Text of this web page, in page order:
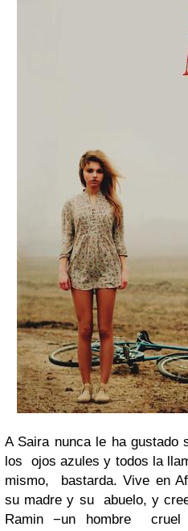
A Saira nunca le ha gustado
los
ojos azules y todos la
mismo,
bastarda. Vive en
su madre y su
abuelo, y
Ramin −un hombre